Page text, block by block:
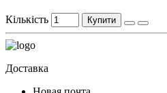
Кількість Купити
Доставка